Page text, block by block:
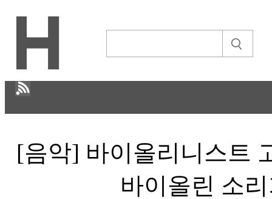
문화
[음악] 바이올리니스트
바이올린 소